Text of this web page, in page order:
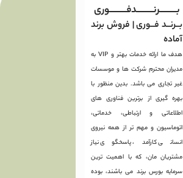
بـــــــــرنـــــــــدفـــــــــوری
بــرنــد فــوری | فروش برند
آماده
هدف ما ارائه خدمات بهتر و VIP به
مدیران محترم شرکت ها و موسسات
غیر تجاری می باشد. بدین منظور با
بهره گیری از برترین فناوری های
اطلاعاتی و ارتباطی، خدماتی،
اتوماسیون و مهم تر از همه نیروی
انسانی کارآمد، پاسخگوی نیاز
مشتریان مان، که با اهمیت ترین
سرمایه بورس برند می باشند، بوده